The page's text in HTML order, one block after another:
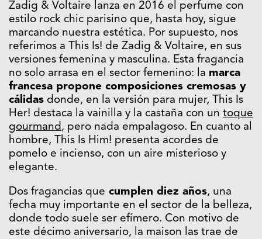
Zadig & Voltaire lanza en 2016 el perfume con
estilo rock chic parisino que, hasta hoy, sigue
marcando nuestra estética. Por supuesto, nos
referimos a This Is! de Zadig & Voltaire, en sus
versiones femenina y masculina. Esta fragancia
no solo arrasa en el sector femenino: la marca
francesa propone composiciones cremosas y
cálidas donde, en la versión para mujer, This Is
Her! destaca la vainilla y la castaña con un toque
gourmand, pero nada empalagoso. En cuanto al
hombre, This Is Him! presenta acordes de
pomelo e incienso, con un aire misterioso y
elegante.
Dos fragancias que cumplen diez años, una
fecha muy importante en el sector de la belleza,
donde todo suele ser efímero. Con motivo de
este décimo aniversario, la maison las trae de